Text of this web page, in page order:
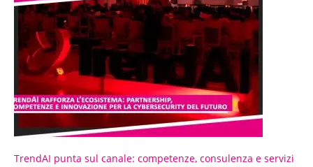
TrendAI punta sul canale: competenze, consulenza e servizi